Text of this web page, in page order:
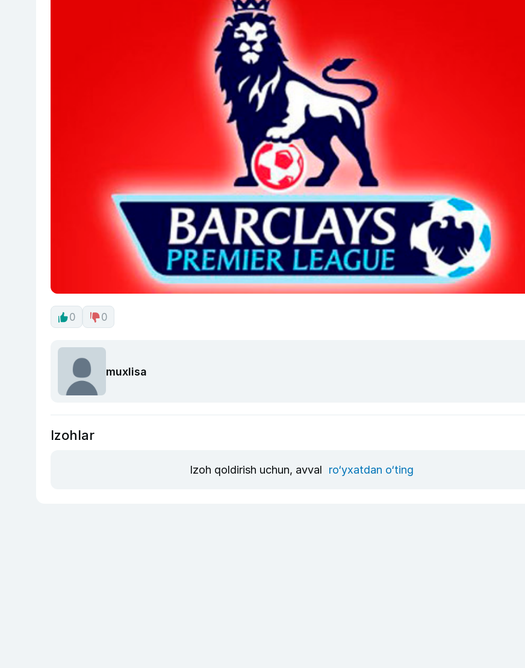
0 0
muxlisa
Izohlar
Izoh qoldirish uchun, avval ro‘yxatdan o‘ting